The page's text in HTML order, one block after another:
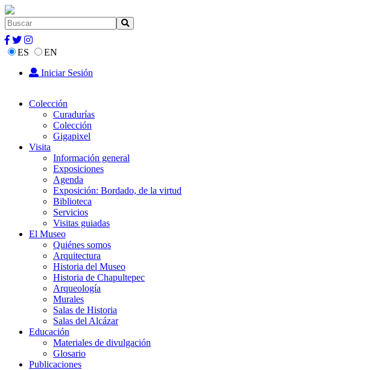
ES
EN
Iniciar Sesión
Colección
Curadurías
Colección
Gigapixel
Visita
Información general
Exposiciones
Agenda
Exposición: Bordado, de la virtud
Biblioteca
Servicios
Visitas guiadas
El Museo
Quiénes somos
Arquitectura
Historia del Museo
Historia de Chapultepec
Arqueología
Murales
Salas de Historia
Salas del Alcázar
Educación
Materiales de divulgación
Glosario
Publicaciones